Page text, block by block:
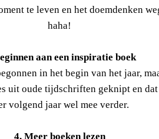
te leven en het doemdenken
haha!
aan een inspiratie boek
in het begin van het jaar,
uit oude tijdschriften geknipt en
volgend jaar wel mee verder.
4. Meer boeken lezen